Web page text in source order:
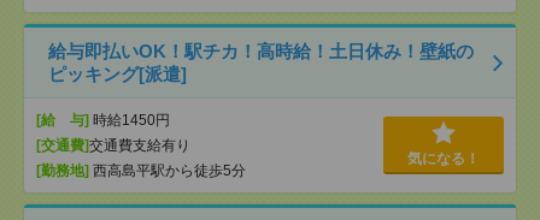
給与即払いOK！駅チカ！高時給！土日休み！壁紙の
ピッキング[派遣]
[給 与] 時給1450円
[交通費]交通費支給有り
[勤務地] 西高島平駅から徒歩5分
気になる！